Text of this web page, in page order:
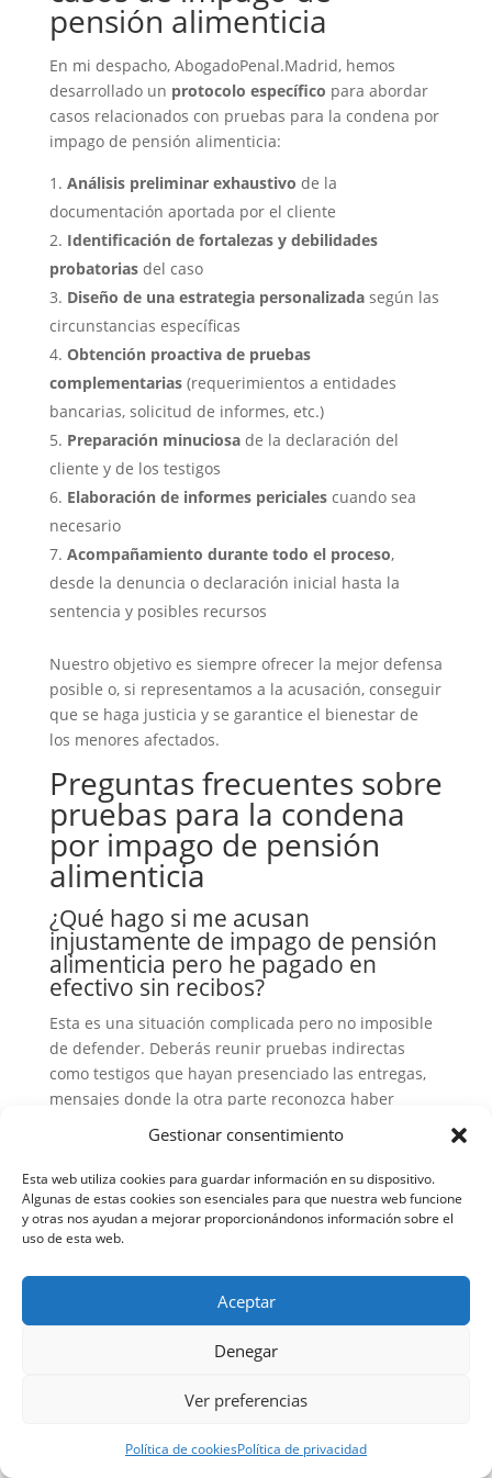
Gestionar consentimiento
Esta web utiliza cookies para guardar información en su dispositivo.
Algunas de estas cookies son esenciales para que nuestra web funcione
y otras nos ayudan a mejorar proporcionándonos información sobre el
uso de esta web.
Aceptar
Denegar
Ver preferencias
Política de cookiesPolítica de privacidad
pensión alimenticia
En mi despacho, AbogadoPenal.Madrid, hemos
desarrollado un protocolo específico para abordar
casos relacionados con pruebas para la condena por
impago de pensión alimenticia:
Análisis preliminar exhaustivo de la
documentación aportada por el cliente
Identificación de fortalezas y debilidades
probatoriasdel caso
Diseño de una estrategia personalizadasegún las
circunstancias específicas
Obtención proactiva de pruebas
complementarias(requerimientos a entidades
bancarias, solicitud de informes, etc.)
Preparación minuciosade la declaración del
cliente y de los testigos
Elaboración de informes pericialescuando sea
necesario
Acompañamiento durante todo el proceso,
desde la denuncia o declaración inicial hasta la
sentencia y posibles recursos
Nuestro objetivo es siempre ofrecer la mejor defensa
posible o, si representamos a la acusación, conseguir
que se haga justicia y se garantice el bienestar de
los menores afectados.
Preguntas frecuentes sobre
pruebas para la condena
por impago de pensión
alimenticia
¿Qué hago si me acusan
injustamente de impago de pensión
alimenticia pero he pagado en
efectivo sin recibos?
Esta es una situación complicada pero no imposible
de defender. Deberás reunir pruebas indirectas
como testigos que hayan presenciado las entregas,
mensajes donde la otra parte reconozca haber
recibido dinero, o evidencias de que los menores
útil demostrar retiradas de efectivo de tu cuenta que
coincidan con las fechas de supuesto pago. Sin
embargo, para el futuro, es fundamental que
fehaciente.
¿Qué pruebas necesito para
demostrar que no puedo pagar la
pensión alimenticia y evitar una
situación económica real mediante: certificado de